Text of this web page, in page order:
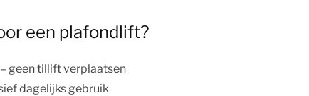
een plafondlift?
geen tillift verplaatsen
dagelijks gebruik